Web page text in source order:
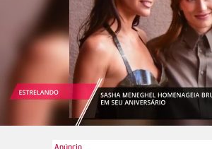
seguir, veja mais participantes que
morreram na praia!